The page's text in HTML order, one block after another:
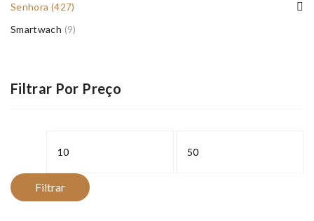
Senhora (427)
Smartwach (9)
Filtrar Por Preço
Filtrar